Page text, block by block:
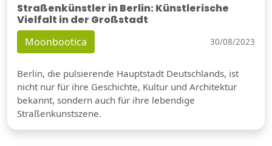
Straßenkünstler in Berlin: Künstlerische
Vielfalt in der Großstadt
Moonbootica 30/08/2023
Berlin, die pulsierende Hauptstadt Deutschlands, ist
nicht nur für ihre Geschichte, Kultur und Architektur
bekannt, sondern auch für ihre lebendige
Straßenkunstszene.